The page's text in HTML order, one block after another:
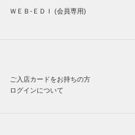
ＷＥＢ-ＥＤＩ (会員専用)
ご入店カードをお持ちの方
ログインについて